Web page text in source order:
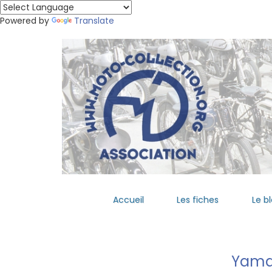
Powered by Translate
Accueil Les fiches Le